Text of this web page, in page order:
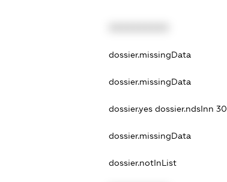
dossier.missingData
dossier.missingData
dossier.yesdossier.ndsInn
dossier.missingData
dossier.notInList